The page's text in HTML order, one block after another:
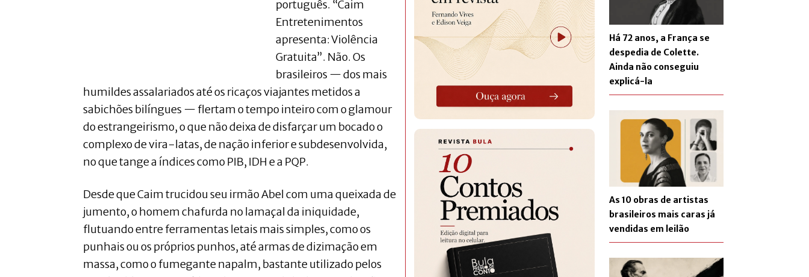
português. “Caim
Entretenimentos
apresenta: Violência
Gratuita”. Não. Os
brasileiros — dos mais
humildes assalariados até os ricaços viajantes metidos a
sabichões bilíngues — flertam o tempo inteiro com o glamour
do estrangeirismo, o que não deixa de disfarçar um bocado o
complexo de vira-latas, de nação inferior e subdesenvolvida,
no que tange a índices como PIB, IDH e a PQP.
Desde que Caim trucidou seu irmão Abel com uma queixada de
jumento, o homem chafurda no lamaçal da iniquidade,
flutuando entre ferramentas letais mais simples, como os
punhais ou os próprios punhos, até armas de dizimação em
massa, como o fumegante napalm, bastante utilizado pelos
Há 72 anos, a França se
despedia de Colette.
Ainda não conseguiu
explicá-la
As 10 obras de artistas
brasileiros mais caras já
vendidas em leilão